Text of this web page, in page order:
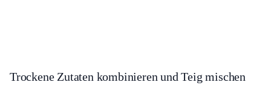
Trockene Zutaten kombinieren und Teig mischen